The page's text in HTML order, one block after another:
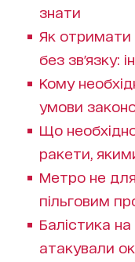
знати
Як отримати
без зв'язку:
Кому
умови
Що
ракети,
Метро не для
пільговим
Балістика
атакували